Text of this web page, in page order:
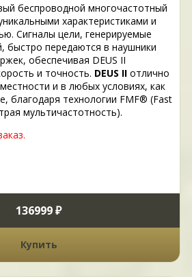
беспроводной многочастотный
характеристиками и
Сигналы цели, генерируемые
быстро передаются в наушники
обеспечивая DEUS II
и точность. DEUS II отлично
и в любых условиях, как
благодаря технологии FMF® (Fast
мультичастотность).
136999 ₽
Купить